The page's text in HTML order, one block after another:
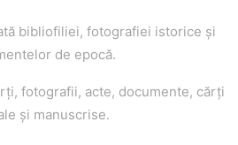
bibliofiliei, fotografiei istorice şi
de epocă.
fotografii, acte, documente, cărţi
şi manuscrise.